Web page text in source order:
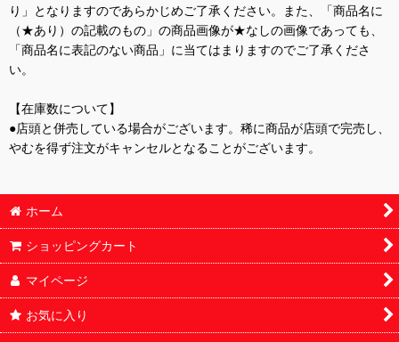
り」となりますのであらかじめご了承ください。また、「商品名に
（★あり）の記載のもの」の商品画像が★なしの画像であっても、
「商品名に表記のない商品」に当てはまりますのでご了承くださ
い。
【在庫数について】
●店頭と併売している場合がございます。稀に商品が店頭で完売し、
やむを得ず注文がキャンセルとなることがございます。
ホーム
ショッピングカート
マイページ
お気に入り